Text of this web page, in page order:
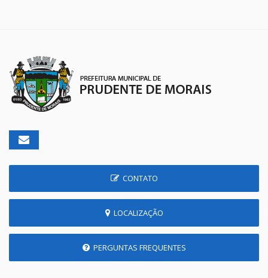
CONTATO
LOCALIZAÇÃO
PERGUNTAS FREQUENTES